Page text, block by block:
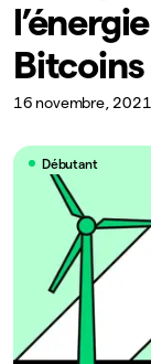
Bitcoins
16 novembre, 2021
Débutant